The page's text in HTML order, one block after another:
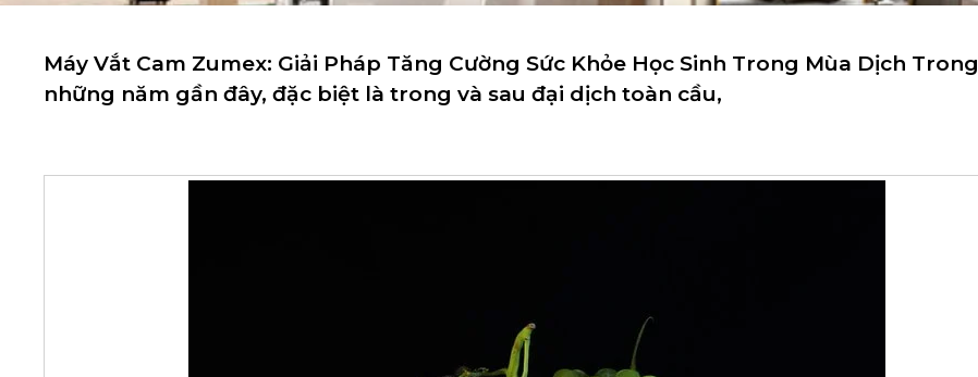
Máy Vắt Cam Zumex: Giải Pháp Tăng Cường Sức Khỏe Học Sinh Trong Mùa Dịch Trong
những năm gần đây, đặc biệt là trong và sau đại dịch toàn cầu,